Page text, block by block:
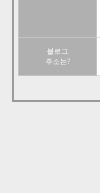
블로그
주소는?